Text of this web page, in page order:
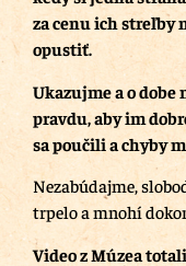
za cenu ich streľby
opustiť.
Ukazujme a o
pravdu, aby im
sa poučili a chyby
Nezabúdajme,
trpelo a mnohí
Video z Múzea